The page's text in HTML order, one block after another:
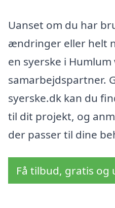
Uanset om du har
ændringer eller helt
en syerske i
samarbejdspartner.
syerske.dk kan du
til dit projekt, og
der passer til dine
Få tilbud, gratis